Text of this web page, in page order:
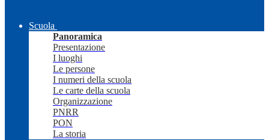
Scuola
Panoramica
Presentazione
I luoghi
Le persone
I numeri della scuola
Le carte della scuola
Organizzazione
PNRR
PON
La storia